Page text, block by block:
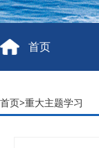
首页
首页>重大主题学习